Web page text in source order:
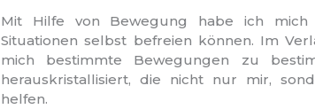
Mit Hilfe von Bewegung habe ich mich
Situationen selbst befreien können. Im
mich bestimmte Bewegungen zu
herauskristallisiert, die nicht nur mir,
helfen.